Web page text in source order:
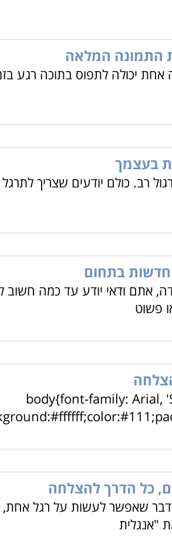
התמונה המלאה
אחת יכולה לתפוס בתוכה רגע
בעצמך
רב. כולם יודעים שצריך
חדשות בתחום
אתם ודאי יודע עד כמה
פשוט
body{font-family: Arial,
כל הדרך להצלחה
דבר שאפשר לעשות על רגל
"אנגלית